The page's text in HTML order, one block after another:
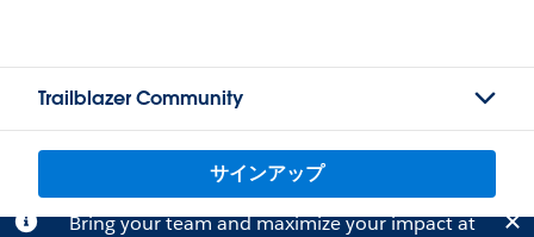
Trailblazer Community
サインアップ
Bring your team and maximize your impact at